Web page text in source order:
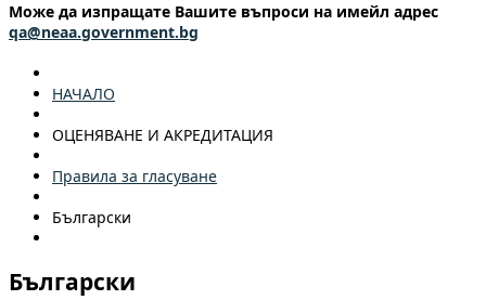
Може да изпращате Вашите въпроси на имейл адрес
qa@neaa.government.bg
НАЧАЛО
ОЦЕНЯВАНЕ И АКРЕДИТАЦИЯ
Правила за гласуване
Български
Български